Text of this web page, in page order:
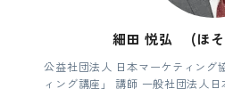
細田 悦弘 (ほそ
公益社団法人 日本マーケティング
ィング講座」 講師 一般社団法人